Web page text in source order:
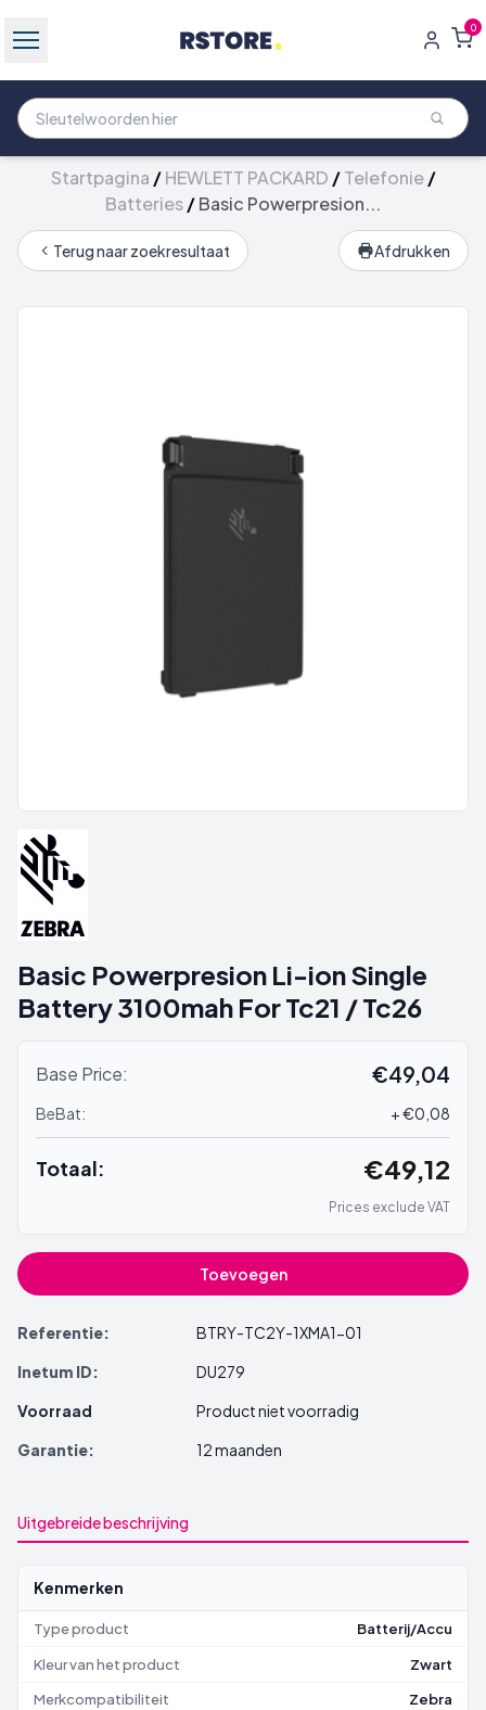
0
Startpagina /HEWLETT PACKARD /Telefonie/
Batteries/Basic Powerpresion...
Terug naar zoekresultaat Afdrukken
Basic Powerpresion Li-ion Single
Battery 3100mah For Tc21 / Tc26
Base Price: €49,04
BeBat: + €0,08
Totaal: €49,12
Prices exclude VAT
Toevoegen
Referentie:
BTRY-TC2Y-1XMA1-01
Inetum ID:
DU279
Voorraad
Product niet voorradig
Garantie:
12 maanden
Uitgebreide beschrijving
Kenmerken
Type product Batterij/Accu
Kleur van het product Zwart
Merkcompatibiliteit Zebra